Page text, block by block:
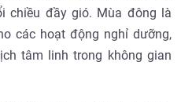
chiều đầy gió. Mùa đông là
các hoạt động nghỉ dưỡng,
tâm linh trong không gian